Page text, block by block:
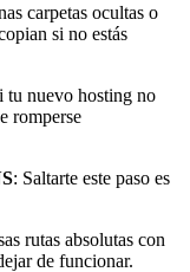
carpetas ocultas o
si no estás
tu nuevo hosting no
romperse
: Saltarte este paso es
rutas absolutas con
de funcionar.